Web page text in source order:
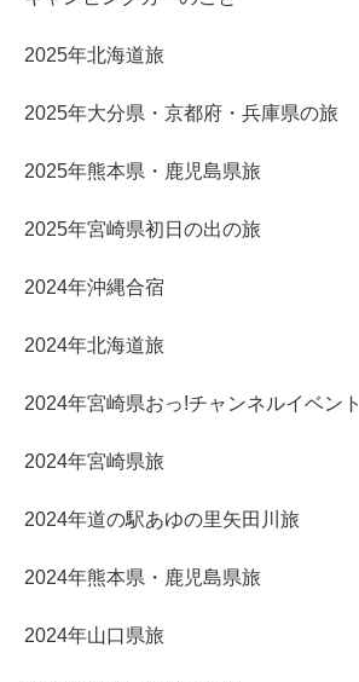
2025年北海道旅
2025年大分県・京都府・兵庫県の旅
2025年熊本県・鹿児島県旅
2025年宮崎県初日の出の旅
2024年沖縄合宿
2024年北海道旅
2024年宮崎県おっ!チャンネルイベント
2024年宮崎県旅
2024年道の駅あゆの里矢田川旅
2024年熊本県・鹿児島県旅
2024年山口県旅